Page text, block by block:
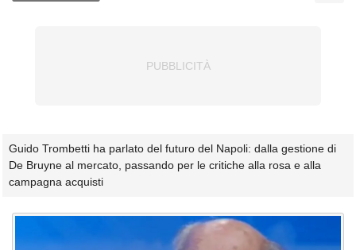
Guido Trombetti ha parlato del futuro del Napoli: dalla gestione di
De Bruyne al mercato, passando per le critiche alla rosa e alla
campagna acquisti